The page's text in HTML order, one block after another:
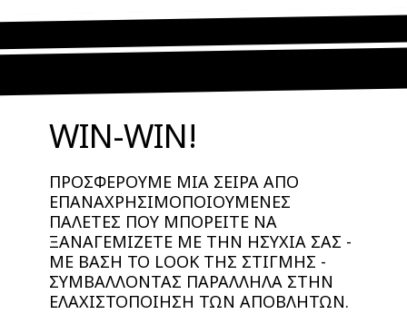
WIN-WIN!
ΠΡΟΣΦΕΡΟΥΜΕ ΜΙΑ ΣΕΙΡΑ ΑΠΟ
ΕΠΑΝΑΧΡΗΣΙΜΟΠΟΙΟΥΜΕΝΕΣ
ΠΑΛΕΤΕΣ ΠΟΥ ΜΠΟΡΕΙΤΕ ΝΑ
ΞΑΝΑΓΕΜΙΖΕΤΕ ΜΕ ΤΗΝ ΗΣΥΧΙΑ ΣΑΣ -
ΜΕ ΒΑΣΗ ΤΟ LOOK ΤΗΣ ΣΤΙΓΜΗΣ -
ΣΥΜΒΑΛΛΟΝΤΑΣ ΠΑΡΑΛΛΗΛΑ ΣΤΗΝ
ΕΛΑΧΙΣΤΟΠΟΙΗΣΗ ΤΩΝ ΑΠΟΒΛΗΤΩΝ.